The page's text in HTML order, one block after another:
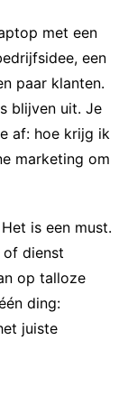
met een
een
paar klanten.
blijven uit. Je
af: hoe krijg ik
marketing om
is een must.
dienst
op talloze
ding:
juiste